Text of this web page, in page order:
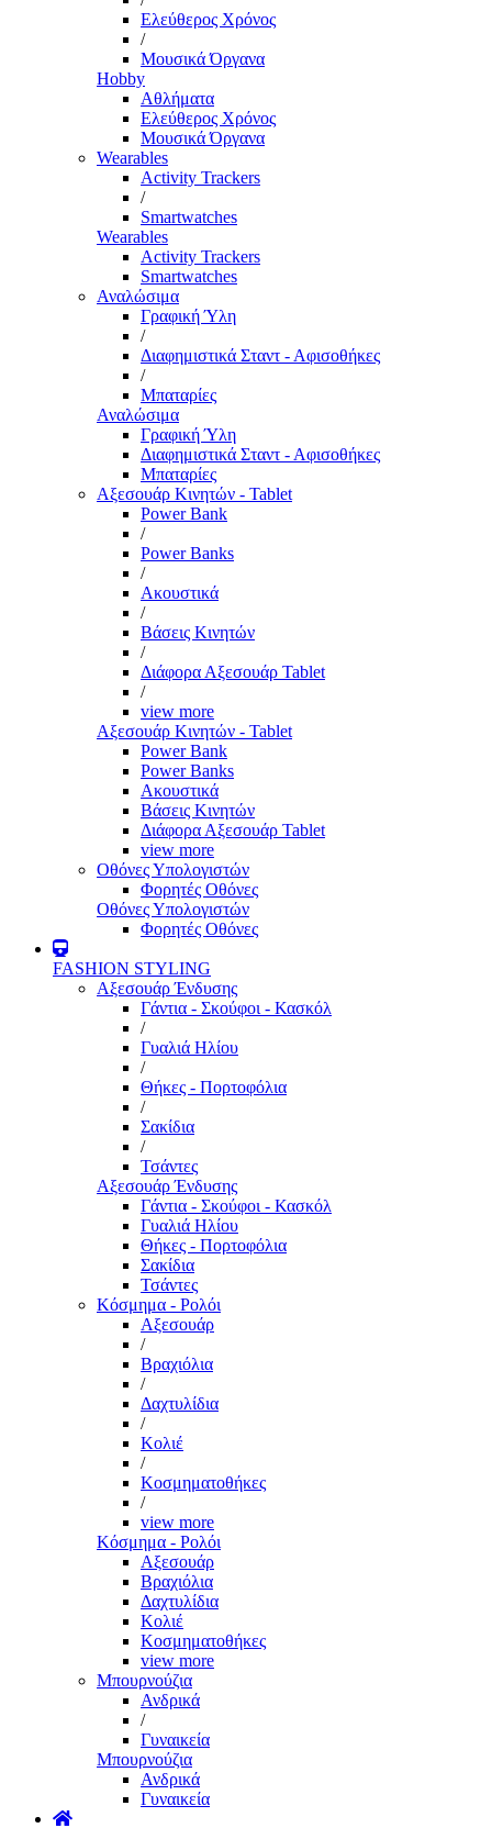
Ελεύθερος Χρόνος
/
Μουσικά Όργανα
Hobby
Αθλήματα
Ελεύθερος Χρόνος
Μουσικά Όργανα
Wearables
Activity Trackers
/
Smartwatches
Wearables
Activity Trackers
Smartwatches
Αναλώσιμα
Γραφική Ύλη
/
Διαφημιστικά Σταντ - Αφισοθήκες
/
Μπαταρίες
Αναλώσιμα
Γραφική Ύλη
Διαφημιστικά Σταντ - Αφισοθήκες
Μπαταρίες
Αξεσουάρ Κινητών - Tablet
Power Bank
/
Power Banks
/
Ακουστικά
/
Βάσεις Κινητών
/
Διάφορα Αξεσουάρ Tablet
/
view more
Αξεσουάρ Κινητών - Tablet
Power Bank
Power Banks
Ακουστικά
Βάσεις Κινητών
Διάφορα Αξεσουάρ Tablet
view more
Οθόνες Υπολογιστών
Φορητές Οθόνες
Οθόνες Υπολογιστών
Φορητές Οθόνες
FASHION STYLING
Αξεσουάρ Ένδυσης
Γάντια - Σκούφοι - Κασκόλ
/
Γυαλιά Ηλίου
/
Θήκες - Πορτοφόλια
/
Σακίδια
/
Τσάντες
Αξεσουάρ Ένδυσης
Γάντια - Σκούφοι - Κασκόλ
Γυαλιά Ηλίου
Θήκες - Πορτοφόλια
Σακίδια
Τσάντες
Κόσμημα - Ρολόι
Αξεσουάρ
/
Βραχιόλια
/
Δαχτυλίδια
/
Κολιέ
/
Κοσμηματοθήκες
/
view more
Κόσμημα - Ρολόι
Αξεσουάρ
Βραχιόλια
Δαχτυλίδια
Κολιέ
Κοσμηματοθήκες
view more
Μπουρνούζια
Ανδρικά
/
Γυναικεία
Μπουρνούζια
Ανδρικά
Γυναικεία